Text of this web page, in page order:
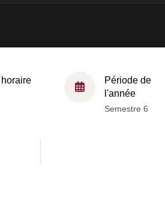
Période de
l'année
Semestre 6